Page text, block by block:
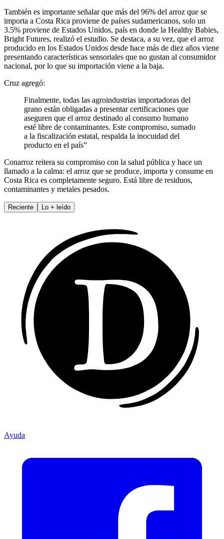
También es importante señalar que más del 96% del arroz que se
importa a Costa Rica proviene de países sudamericanos, solo un
3.5% proviene de Estados Unidos, país en donde la Healthy Babies,
Bright Futures, realizó el estudio. Se destaca, a su vez, que el arroz
producido en los Estados Unidos desde hace más de diez años viene
presentando características sensoriales que no gustan al consumidor
nacional, por lo que su importación viene a la baja.
Cruz agregó:
Finalmente, todas las agroindustrias importadoras del
grano están obligadas a presentar certificaciones que
aseguren que el arroz destinado al consumo humano
esté libre de contaminantes. Este compromiso, sumado
a la fiscalización estatal, respalda la inocuidad del
producto en el país”
Conarroz reitera su compromiso con la salud pública y hace un
llamado a la calma: el arroz que se produce, importa y consume en
Costa Rica es completamente seguro. Está libre de residuos,
contaminantes y metales pesados.
Reciente Lo + leído
Ayuda